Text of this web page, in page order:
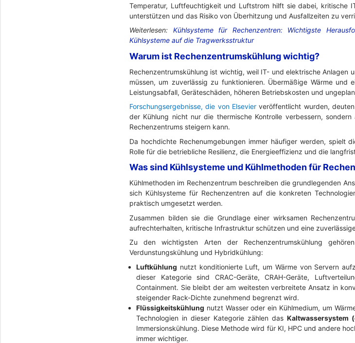
Temperatur, Luftfeuchtigkeit und Luftstrom hilft sie dabei, kritische
unterstützen und das Risiko von Überhitzung und Ausfallzeiten zu
Weiterlesen:
Kühlsysteme für Rechenzentren: Wichtigste
Kühlsysteme auf die Tragwerksstruktur
Warum ist Rechenzentrumskühlung wichtig?
Rechenzentrumskühlung ist wichtig, weil IT- und elektrische Anlagen
müssen, um zuverlässig zu funktionieren. Übermäßige Wärme und
Leistungsabfall, Geräteschäden, höheren Betriebskosten und
Forschungsergebnisse, die von Elsevierveröffentlicht wurden,
der Kühlung nicht nur die thermische Kontrolle verbessern,
Rechenzentrums steigern kann.
Da hochdichte Rechenumgebungen immer häufiger werden, spielt
Rolle für die betriebliche Resilienz, die Energieeffizienz und die
Was sind Kühlsysteme und Kühlmethoden für
Kühlmethoden im Rechenzentrum beschreiben die grundlegenden
sich Kühlsysteme für Rechenzentren auf die konkreten
praktisch umgesetzt werden.
Zusammen bilden sie die Grundlage einer wirksamen
aufrechterhalten, kritische Infrastruktur schützen und eine
Zu den wichtigsten Arten der Rechenzentrumskühlung
Verdunstungskühlung und Hybridkühlung:
Luftkühlung nutzt konditionierte Luft, um Wärme von Servern
dieser Kategorie sind CRAC-Geräte, CRAH-Geräte,
Containment. Sie bleibt der am weitesten verbreitete Ansatz in
steigender Rack-Dichte zunehmend begrenzt wird.
Flüssigkeitskühlung nutzt Wasser oder ein Kühlmedium, um
Technologien in dieser Kategorie zählen das Kaltwassersystem
Immersionskühlung. Diese Methode wird für KI, HPC und andere
immer wichtiger.